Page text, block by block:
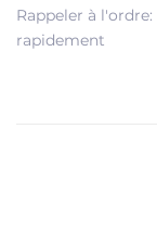
Rappeler à l'ordre:
rapidement